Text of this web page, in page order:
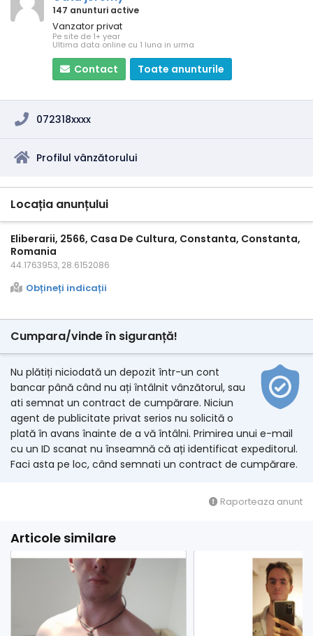
147 anunturi active
Vanzator privat
Pe site de 1+ year
Ultima data online cu 1 luna in urma
Contact Toate anunturile
072318xxxx
Profilul vânzătorului
Locația anunțului
Eliberarii, 2566, Casa De Cultura, Constanta, Constanta,
Romania
44.1763953, 28.6152086
Obțineți indicații
Cumpara/vinde în siguranță!
Nu plătiți niciodată un depozit într-un cont
bancar până când nu ați întâlnit vânzătorul, sau
ati semnat un contract de cumpărare. Niciun
agent de publicitate privat serios nu solicită o
plată în avans înainte de a vă întâlni. Primirea unui e-mail
cu un ID scanat nu înseamnă că ați identificat expeditorul.
Faci asta pe loc, când semnati un contract de cumpărare.
Raporteaza anunt
Articole similare